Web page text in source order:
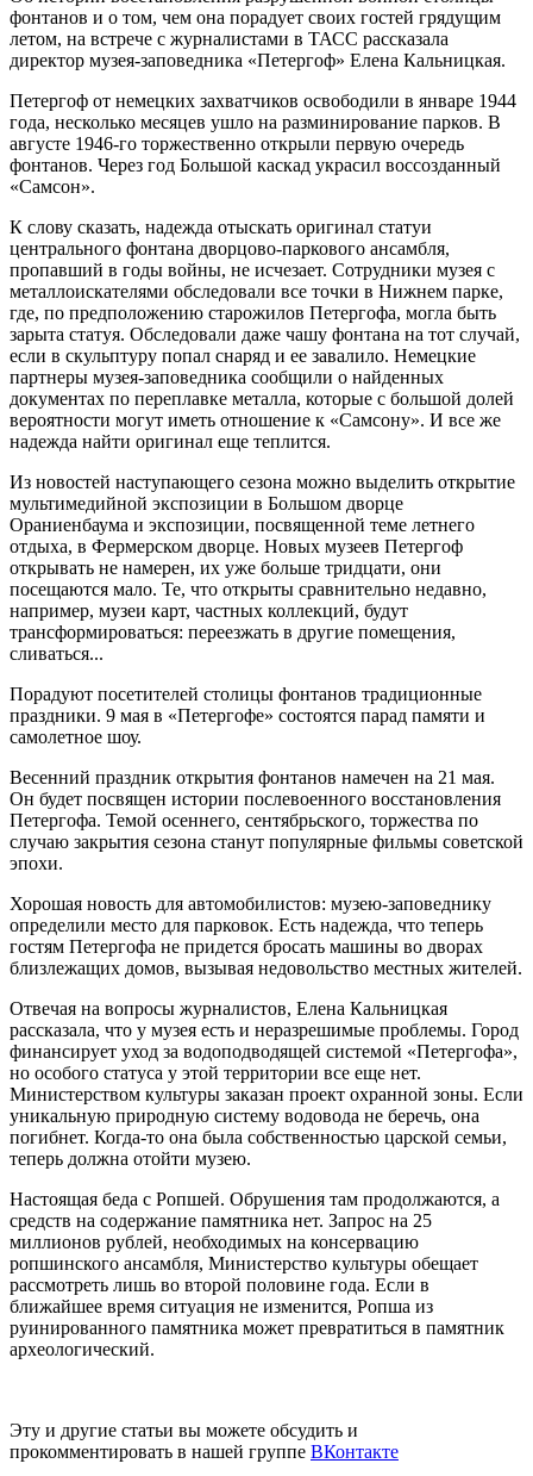
фонтанов и о том, чем она порадует своих гостей грядущим
летом, на встрече с журналистами в ТАСС рассказала
директор музея-заповедника «Петергоф» Елена Кальницкая.
Петергоф от немецких захватчиков освободили в январе 1944
года, несколько месяцев ушло на разминирование парков. В
августе 1946-го торжественно открыли первую очередь
фонтанов. Через год Большой каскад украсил воссозданный
«Самсон».
К слову сказать, надежда отыскать оригинал статуи
центрального фонтана дворцово-паркового ансамбля,
пропавший в годы войны, не исчезает. Сотрудники музея с
металлоискателями обследовали все точки в Нижнем парке,
где, по предположению старожилов Петергофа, могла быть
зарыта статуя. Обследовали даже чашу фонтана на тот случай,
если в скульптуру попал снаряд и ее завалило. Немецкие
партнеры музея-заповедника сообщили о найденных
документах по переплавке металла, которые с большой долей
вероятности могут иметь отношение к «Самсону». И все же
надежда найти оригинал еще теплится.
Из новостей наступающего сезона можно выделить открытие
мультимедийной экспозиции в Большом дворце
Ораниенбаума и экспозиции, посвященной теме летнего
отдыха, в Фермерском дворце. Новых музеев Петергоф
открывать не намерен, их уже больше тридцати, они
посещаются мало. Те, что открыты сравнительно недавно,
например, музеи карт, частных коллекций, будут
трансформироваться: переезжать в другие помещения,
сливаться...
Порадуют посетителей столицы фонтанов традиционные
праздники. 9 мая в «Петергофе» состоятся парад памяти и
самолетное шоу.
Весенний праздник открытия фонтанов намечен на 21 мая.
Он будет посвящен истории послевоенного восстановления
Петергофа. Темой осеннего, сентябрьского, торжества по
случаю закрытия сезона станут популярные фильмы советской
эпохи.
Хорошая новость для автомобилистов: музею-заповеднику
определили место для парковок. Есть надежда, что теперь
гостям Петергофа не придется бросать машины во дворах
близлежащих домов, вызывая недовольство местных жителей.
Отвечая на вопросы журналистов, Елена Кальницкая
рассказала, что у музея есть и неразрешимые проблемы. Город
финансирует уход за водоподводящей системой «Петергофа»,
но особого статуса у этой территории все еще нет.
Министерством культуры заказан проект охранной зоны. Если
уникальную природную систему водовода не беречь, она
погибнет. Когда-то она была собственностью царской семьи,
теперь должна отойти музею.
Настоящая беда с Ропшей. Обрушения там продолжаются, а
средств на содержание памятника нет. Запрос на 25
миллионов рублей, необходимых на консервацию
ропшинского ансамбля, Министерство культуры обещает
рассмотреть лишь во второй половине года. Если в
ближайшее время ситуация не изменится, Ропша из
руинированного памятника может превратиться в памятник
археологический.
Эту и другие статьи вы можете обсудить и
прокомментировать в нашей группе ВКонтакте